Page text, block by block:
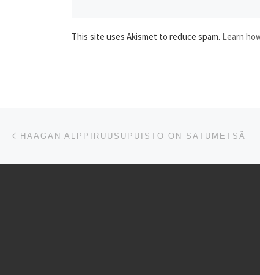
This site uses Akismet to reduce spam. Learn
Artikkelien navigointi
HAAGAN ALPPIRUUSUPUISTO ON SATUMETSÄ